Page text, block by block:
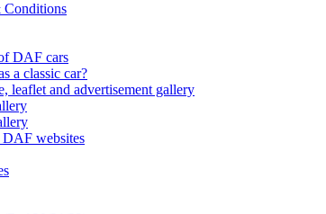
Conditions
DAF cars
a classic car?
leaflet and advertisement gallery
websites